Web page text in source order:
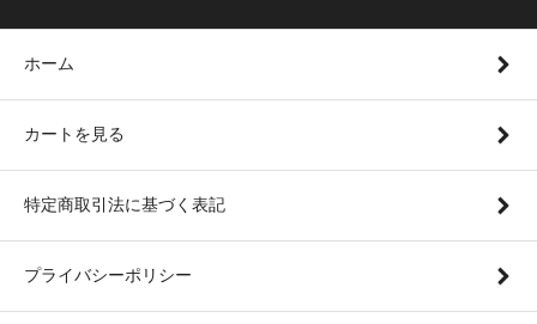
ホーム
カートを見る
特定商取引法に基づく表記
プライバシーポリシー